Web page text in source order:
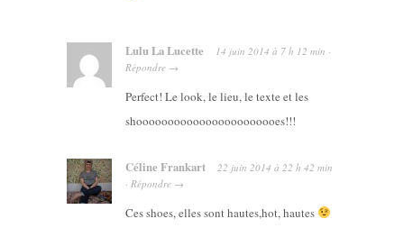
Lulu La Lucette 14 juin 2014 à 7 h 12 min ·
Répondre →
Perfect! Le look, le lieu, le texte et les
shooooooooooooooooooooooes!!!
Céline Frankart 22 juin 2014 à 22 h 42 min
· Répondre →
Ces shoes, elles sont hautes,hot, hautes